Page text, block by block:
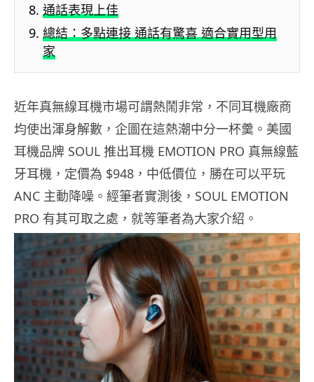
通話表現上佳
總結：多點連接 通話有驚喜 適合實用型用
家
近年真無線耳機市場可謂熱鬧非常，不同耳機廠商
均使出渾身解數，企圖在這熱潮中分一杯羹。美國
耳機品牌 SOUL 推出耳機 EMOTION PRO 真無線藍
牙耳機，定價為 $948，中低價位，勝在可以平玩
ANC 主動降噪。經筆者實測後，SOUL EMOTION
PRO 有其可取之處，就等筆者為大家介紹。